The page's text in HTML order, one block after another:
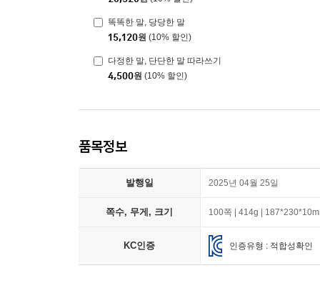
똑똑한 말, 당당한 말
15,120원 (10% 할인)
다정한 말, 단단한 말 따라쓰기
4,500원 (10% 할인)
품목정보
발행일 2025년 04월 25일
쪽수, 무게, 크기 100쪽 | 414g |
KC인증 인증유형 : 적합성확인